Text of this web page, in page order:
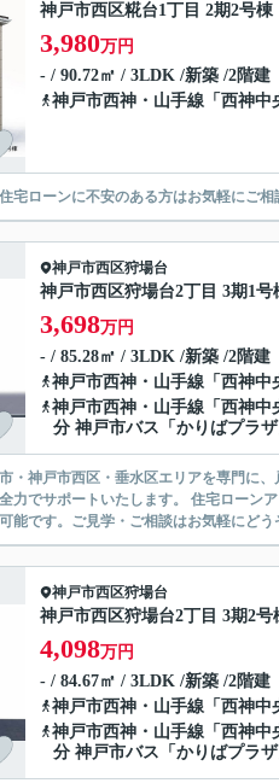
神戸市西区糀台1丁目 2期2号棟
3,980万円
- / 90.72㎡ / 3LDK /新築 /2階建
神戸市西神・山手線 「 西神中
宅ローンに不安のある方はお気軽にご相
神戸市西区狩場台
神戸市西区狩場台2丁目 3期1号
3,698万円
- / 85.28㎡ / 3LDK /新築 /2階建
神戸市西神・山手線 「 西神中
神戸市西神・山手線 「 西神中
分 神戸市バス「かりばプラ
・神戸市西区・垂水区エリアを専門に
力でサポートいたします。 住宅ロー
能です。ご見学・ご相談はお気軽にどう
神戸市西区狩場台
神戸市西区狩場台2丁目 3期2号
4,098万円
- / 84.67㎡ / 3LDK /新築 /2階建
神戸市西神・山手線 「 西神中
神戸市西神・山手線 「 西神中
分 神戸市バス「かりばプラ